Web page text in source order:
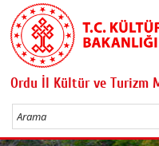
Ordu İl Kültür ve Turizm